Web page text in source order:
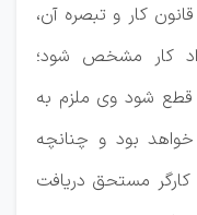
گرفته می‌شوند که بر اساس ماده ۱۱ قانون کار و تبصره آن،
کار مشخص شود؛
قطع شود وی ملزم به
بود و چنانچه
کارگر مستحق دریافت